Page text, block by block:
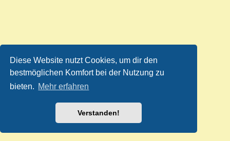
Diese Website nutzt Cookies, um dir den
bestmöglichen Komfort bei der Nutzung zu
bieten. Mehr erfahren
Verstanden!